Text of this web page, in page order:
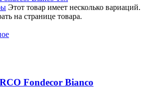
Этот товар имеет несколько вариаций.
на странице товара.
Fondecor Bianco